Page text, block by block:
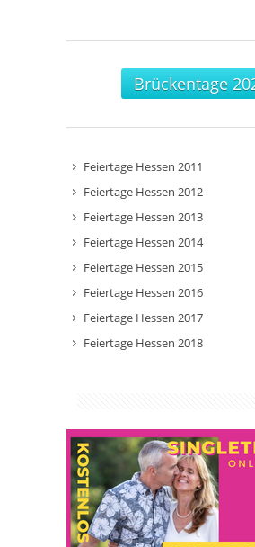
Brückentage
Feiertage Hessen 2011
Feiertage Hessen 2012
Feiertage Hessen 2013
Feiertage Hessen 2014
Feiertage Hessen 2015
Feiertage Hessen 2016
Feiertage Hessen 2017
Feiertage Hessen 2018